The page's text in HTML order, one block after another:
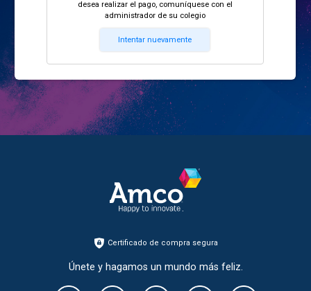
desea realizar el pago, comuníquese con el
administrador de su colegio
Intentar nuevamente
Certificado de compra segura
Únete y hagamos un mundo más feliz.